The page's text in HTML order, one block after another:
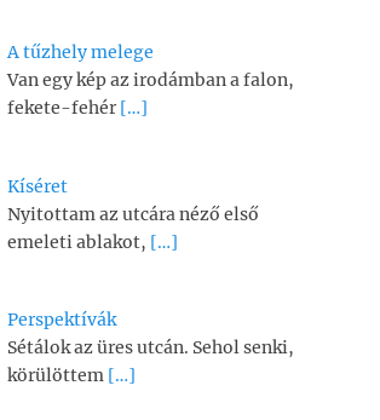
A tűzhely melege
Van egy kép az irodámban a falon,
fekete-fehér […]
Kíséret
Nyitottam az utcára néző első
emeleti ablakot, […]
Perspektívák
Sétálok az üres utcán. Sehol senki,
körülöttem […]